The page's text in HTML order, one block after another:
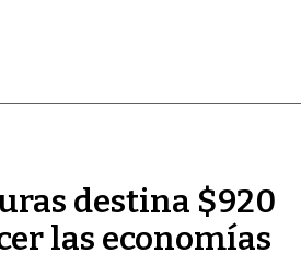
destina $920
las economías